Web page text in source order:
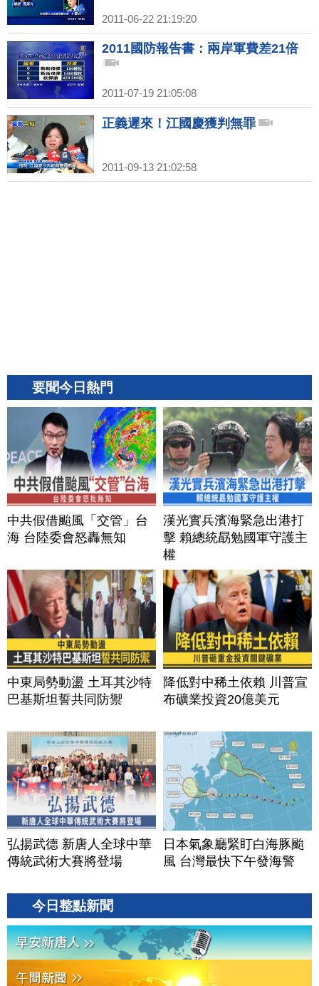
2011-06-22 21:19:20
2011國防報告書：兩岸軍費差21倍
2011-07-19 21:05:08
正義遲來！江國慶獲判無罪
2011-09-13 21:02:58
要聞今日熱門
中共假借颱風「交管」台
海 台陸委會怒轟無知
漢光實兵濱海緊急出港打
擊 賴總統勗勉國軍守護主
權
中東局勢動盪 土耳其沙特
巴基斯坦誓共同防禦
降低對中稀土依賴 川普宣
布礦業投資20億美元
弘揚武德 新唐人全球中華
傳統武術大賽將登場
日本氣象廳緊盯白海豚颱
風 台灣最快下午發海警
今日整點新聞